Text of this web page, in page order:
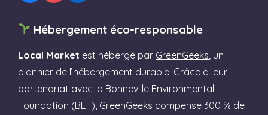
Hébergement éco-responsable
Local Market est hébergé par GreenGeeks , un
pionnier de l’hébergement durable. Grâce à leur
partenariat avec la Bonneville Environmental
Foundation (BEF), GreenGeeks compense 300 % de